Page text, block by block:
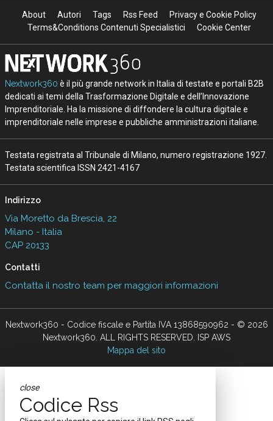
About Autori Tags Rss Feed
Privacy e Cookie Policy
Terms&Conditions Contenuti Specialistici
Cookie Center
Nextwork360 è il più grande network in Italia di testate e portali B2B
dedicati ai temi della Trasformazione Digitale e dell’Innovazione
Imprenditoriale. Ha la missione di diffondere la cultura digitale e
imprenditoriale nelle imprese e pubbliche amministrazioni italiane.
Testata registrata al Tribunale di Milano, numero registrazione 1927.
Testata scientifica ISSN 2421-4167
Indirizzo
Via Moretto da Brescia, 22
Milano - Italia
CAP 20133
Contatti
Contatta il nostro team per maggiori informazioni
Nextwork360 - Codice fiscale e Partita IVA 13868590962 - © 2026
Nextwork360. ALL RIGHTS RESERVED. ISP AWS
Mappa del sito
close
Codice Rss